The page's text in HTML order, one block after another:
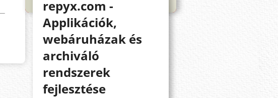
repyx.com -
Applikációk,
webáruházak és
archiváló
rendszerek
fejlesztése